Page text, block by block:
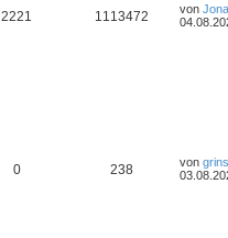
2221 1113472 von
0 238 von